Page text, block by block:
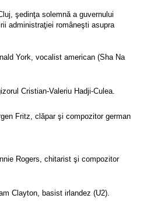
şedinţa solemnă a guvernului
administraţiei româneşti asupra
York, vocalist american (Sha Na
Cristian-Valeriu Hadji-Culea.
Fritz, clăpar şi compozitor german
Rogers, chitarist şi compozitor
Clayton, basist irlandez (U2).